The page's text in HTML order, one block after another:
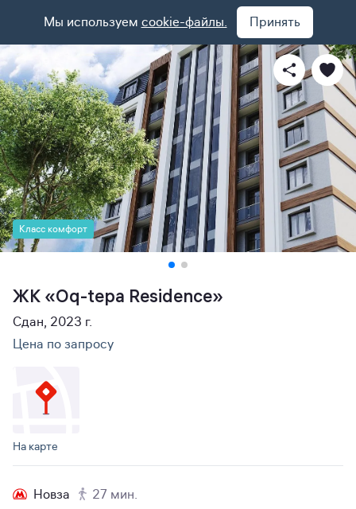
Мы используем cookie-файлы. Принять
Класс комфорт
ЖК «Oq-tepa Residence»
Сдан, 2023 г.
Цена по запросу
На карте
Новза
27 мин.